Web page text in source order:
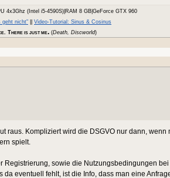
4x3Ghz (Intel i5-4590S)|RAM 8 GB|GeForce GTX 960
geht nicht"
Video-Tutorial: Sinus & Cosinus
. THERE IS JUST ME. (Death, Discworld)
raus. Kompliziert wird die DSGVO nur dann,
spielt.
Registrierung, sowie die Nutzungsbedingungen
da eventuell fehlt, ist die Info, dass man eine